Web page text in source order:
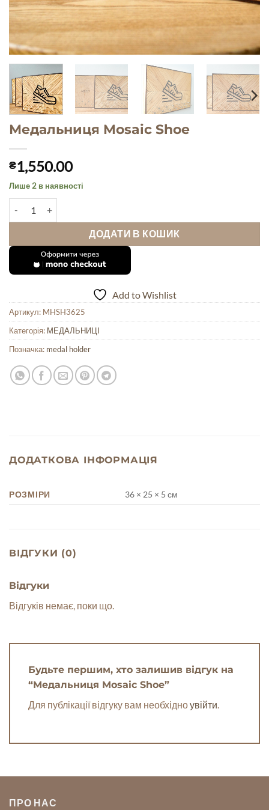
Медальниця Mosaic Shoe
₴1,550.00
Лише 2 в наявності
ДОДАТИ В КОШИК
Add to Wishlist
Артикул: MHSH3625
Категорія: МЕДАЛЬНИЦІ
Позначка: medal holder
ДОДАТКОВА ІНФОРМАЦІЯ
РОЗМІРИ 36 × 25 × 5 см
ВІДГУКИ (0)
Відгуки
Відгуків немає, поки що.
Будьте першим, хто залишив відгук на
“Медальниця Mosaic Shoe”
Для публікації відгуку вам необхідноувійти.
ПРО НАС